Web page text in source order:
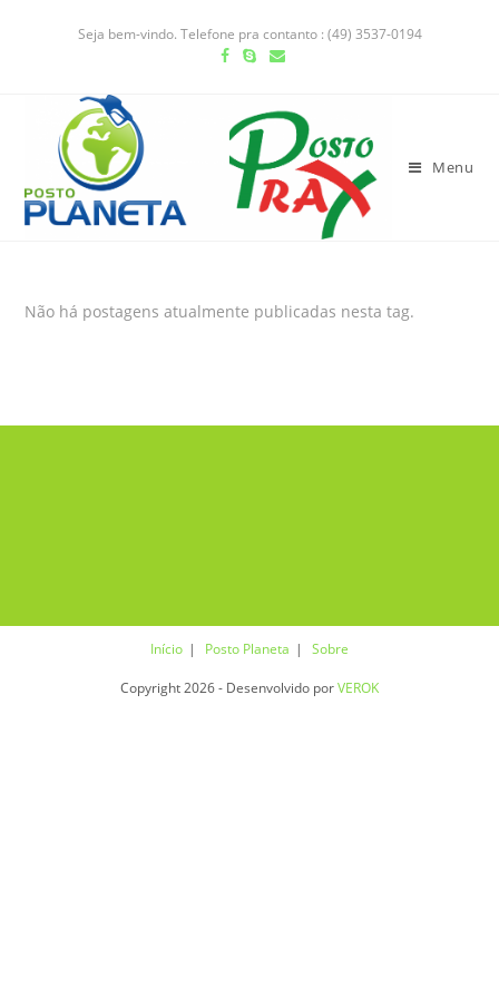
Seja bem-vindo. Telefone pra contanto : (49) 3537-0194
Menu
Não há postagens atualmente publicadas nesta tag.
Início Posto Planeta Sobre
Copyright 2026 - Desenvolvido porVEROK